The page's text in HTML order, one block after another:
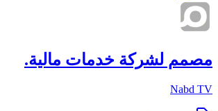
مصمم لشركة خدمات مالية.
Nabd TV